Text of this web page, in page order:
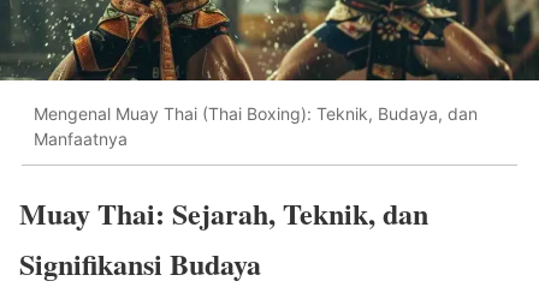
Mengenal Muay Thai (Thai Boxing): Teknik, Budaya, dan
Manfaatnya
Muay Thai: Sejarah, Teknik, dan
Signifikansi Budaya